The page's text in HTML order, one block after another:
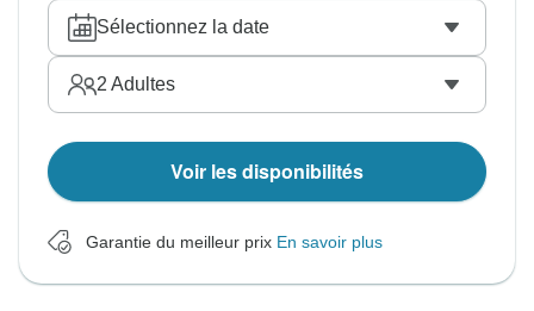
Sélectionnez la date
2 Adultes
Voir les disponibilités
Garantie du meilleur prix En savoir plus